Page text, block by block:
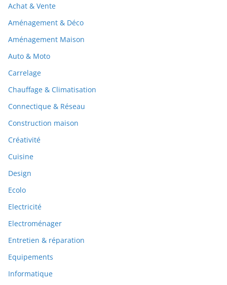
Achat & Vente
Aménagement & Déco
Aménagement Maison
Auto & Moto
Carrelage
Chauffage & Climatisation
Connectique & Réseau
Construction maison
Créativité
Cuisine
Design
Ecolo
Electricité
Electroménager
Entretien & réparation
Equipements
Informatique